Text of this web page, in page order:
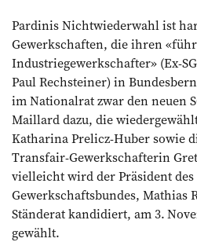
Pardinis Nichtwiederwahl ist
Gewerkschaften, die ­ihren
Industriegewerkschafter» (Ex-
Paul Rechsteiner) in
im Nationalrat zwar den neuen
Maillard dazu, die
Katharina Prelicz-Huber sowie
Transfair-Gewerkschafterin
vielleicht wird der ­Präsident
Gewerkschaftsbundes, Mathias
Ständerat kandidiert, am 3.
gewählt.